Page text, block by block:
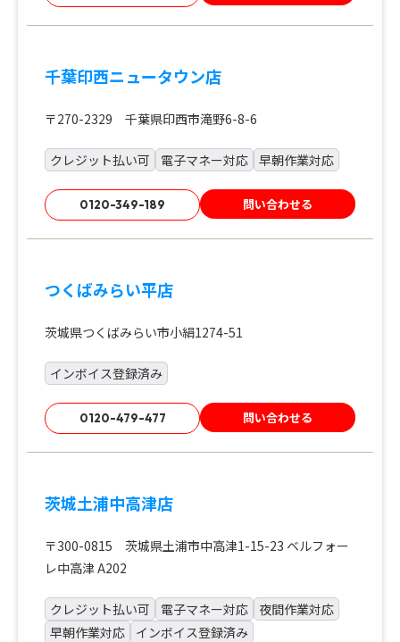
千葉印西ニュータウン店
〒270-2329 千葉県印西市滝野6-8-6
クレジット払い可 電子マネー対応 早朝作業対応
0120-349-189 問い合わせる
つくばみらい平店
茨城県つくばみらい市小絹1274-51
インボイス登録済み
0120-479-477 問い合わせる
茨城土浦中高津店
〒300-0815 茨城県土浦市中高津1-15-23 ベルフォー
レ中高津 A202
クレジット払い可 電子マネー対応
夜間作業対応
早朝作業対応
インボイス登録済み